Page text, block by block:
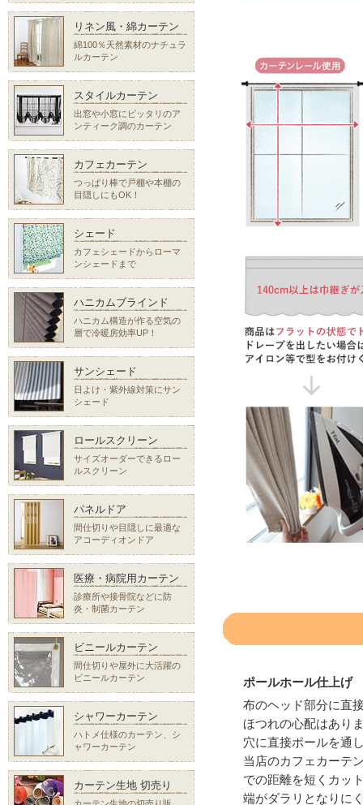
ポールホール仕上げ
布のヘッド部分に直
ほつれの心配はあり
穴に直接ポールを通
当店のカフェカーテ
での距離を短くカッ
端がダラリとなりに
リネン風・綿カーテン
綿100％天然素材のナチュラ
ルカーテン
スタイルカーテン
出窓や小窓にピッタリのア
ンティーク調のカーテン
カフェカーテン
つっぱり棒で戸棚や本棚の
目隠しにもOK！
シェード
カフェシェードからローマ
ンシェードまで
ハニカムブラインド
ハニカム構造が作る空気の
層で冷暖房効率UP！
サンシェード
日よけ・紫外線対策にサン
シェード
ロールスクリーン
サイズオーダーできるロー
ルスクリーン
パネルドア
間仕切りや目隠しに最適な
アコーディオンドア
医療・病院用カーテン
診療所や接骨院などに防
炎・制菌カーテン
ビニールカーテン
間仕切りや屋外に大活躍の
ビニールカーテン
シャワーカーテン
ハトメ仕様のカーテン、シ
ャワーカーテン
カーテン生地 切売り